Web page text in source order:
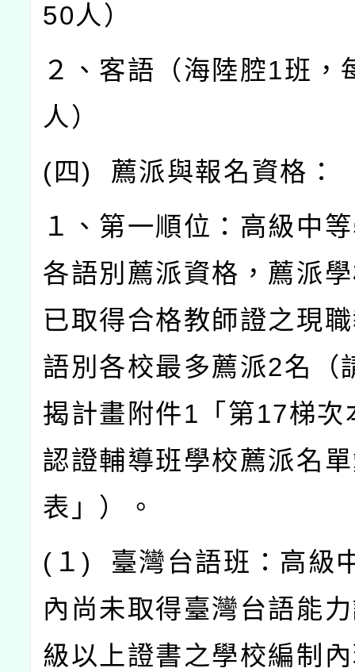
50人）
２、客語（海陸腔1班，
人）
( 四) 薦派與報名資格：
１、第一順位：高級中
各語別薦派資格，薦派
已取得合格教師證之現
語別各校最多薦派2名（
揭計畫附件1 「第17梯次
認證輔導班學校薦派名
表」）。
( １) 臺灣台語班：高級
內尚未取得臺灣台語能
級以上證書之學校編制